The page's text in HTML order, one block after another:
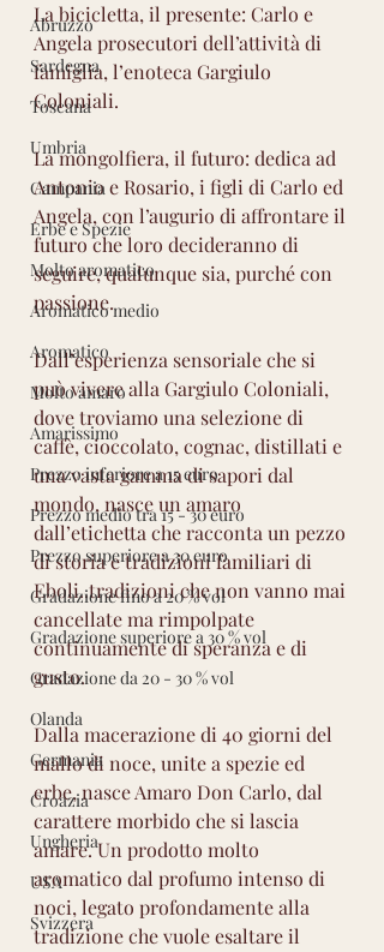
Abruzzo
Sardegna
Toscana
Umbria
Campania
Erbe e Spezie
Molto aromatico
Aromatico medio
Aromatico
Molto amaro
Amarissimo
Prezzo inferiore a 15 euro
Prezzo medio tra 15 - 30 euro
Prezzo superiore a 30 euro
Gradazione fino a 20 % vol
Gradazione superiore a 30 % vol
Gradazione da 20 - 30 % vol
Olanda
Germania
Croazia
Ungheria
USA
Svizzera
La bicicletta, il presente: Carlo e
Angela prosecutori dell’attività di
famiglia, l’enoteca Gargiulo
Coloniali.
La mongolfiera, il futuro: dedica ad
Antonio e Rosario, i figli di Carlo ed
Angela, con l’augurio di affrontare il
futuro che loro decideranno di
seguire, qualunque sia, purché con
passione.
Dall’esperienza sensoriale che si
può vivere alla Gargiulo Coloniali,
dove troviamo una selezione di
caffè, cioccolato, cognac, distillati e
una vasta gamma di sapori dal
mondo, nasce un amaro
dall’etichetta che racconta un pezzo
di storia e tradizioni familiari di
Eboli..tradizioni che non vanno mai
cancellate ma rimpolpate
continuamente di speranza e di
gusto.
Dalla macerazione di 40 giorni del
mallo di noce, unite a spezie ed
erbe, nasce Amaro Don Carlo, dal
carattere morbido che si lascia
amare. Un prodotto molto
aromatico dal profumo intenso di
noci, legato profondamente alla
tradizione che vuole esaltare il